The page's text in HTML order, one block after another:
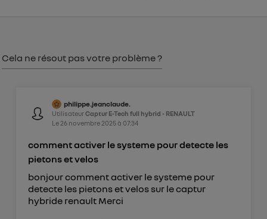
Cela ne résout pas votre problème ?
philippe.jeanclaude.
UtilisateurCaptur E-Tech full hybrid - RENAULT
Le 26 novembre 2025à 07:34
comment activer le systeme pour detecte les
pietons et velos
bonjour comment activer le systeme pour
detecte les pietons et velos sur le captur
hybride renault Merci
personnelles d'Utiq